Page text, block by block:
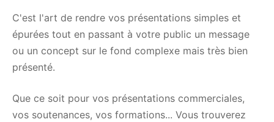
C'est l'art de rendre vos présentations simples et
épurées tout en passant à votre public un message
ou un concept sur le fond complexe mais très bien
présenté.
Que ce soit pour vos présentations commerciales,
vos soutenances, vos formations... Vous trouverez